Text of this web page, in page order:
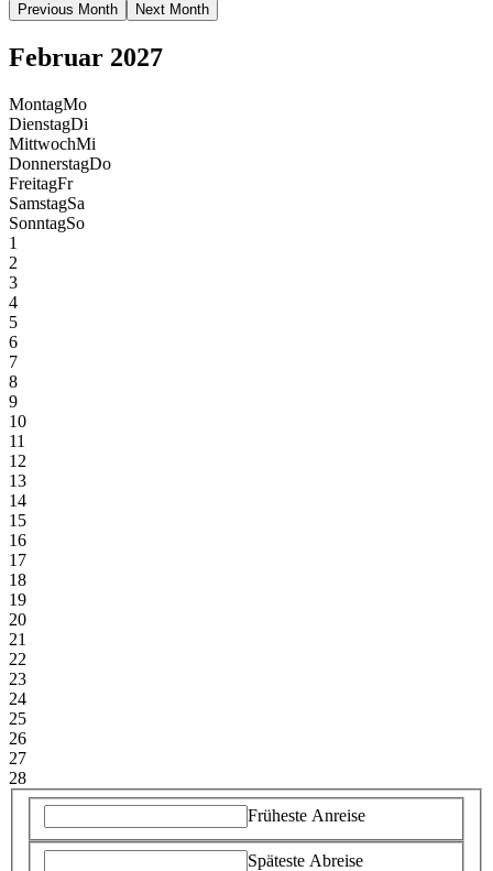
Previous Month Next Month
Februar 2027
MontagMo
DienstagDi
MittwochMi
DonnerstagDo
FreitagFr
SamstagSa
SonntagSo
1
2
3
4
5
6
7
8
9
10
11
12
13
14
15
16
17
18
19
20
21
22
23
24
25
26
27
28
Früheste Anreise
Späteste Abreise